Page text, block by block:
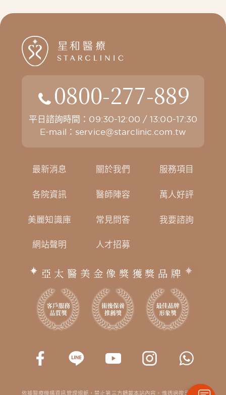
0800-277-889
平日諮詢時間：09:30-12:00 / 13:00-17:30
E-mail： service@starclinic.com.tw
最新消息 關於我們 服務項目
各院資訊 醫師陣容 萬人好評
美麗知識庫 常見問答 我要諮詢
網站聲明 人才招募
亞太醫美金像獎獲獎品牌
依據醫療機構資訊管理規範，禁止第三方轉載本站內容。惟透過搜尋